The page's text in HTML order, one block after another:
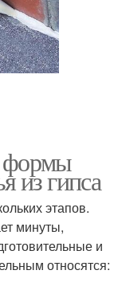
формы
из гипса
этапов.
минуты,
и
относятся: